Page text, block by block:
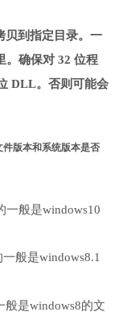
贝到指定目录。一
。确保对 32 位程
DLL。否则可能会
版本和系统版本是否
一般是windows10
般是windows8.1
般是windows8的文